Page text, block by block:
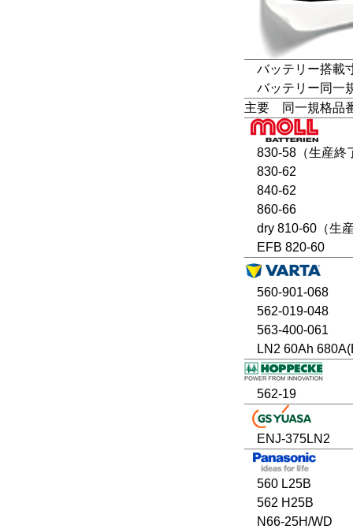
バッテリー搭載
バッテリー同一
主要 同一規格品
830-58（生産終
830-62
840-62
860-66
dry 810-60（生
EFB 820-60
560-901-068
562-019-048
563-400-061
LN2 60Ah
562-19
ENJ-375LN2
560 L25B
562 H25B
N66-25H/WD